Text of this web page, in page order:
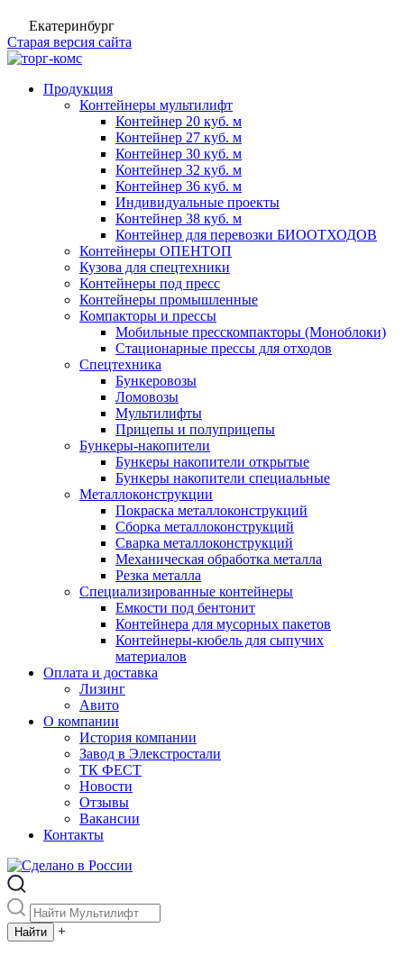
Екатеринбург
Старая версия сайта
Продукция
Контейнеры мультилифт
Контейнер 20 куб. м
Контейнер 27 куб. м
Контейнер 30 куб. м
Контейнер 32 куб. м
Контейнер 36 куб. м
Индивидуальные проекты
Контейнер 38 куб. м
Контейнер для перевозки БИООТХОДОВ
Контейнеры ОПЕНТОП
Кузова для спецтехники
Контейнеры под пресс
Контейнеры промышленные
Компакторы и прессы
Мобильные пресскомпакторы (Моноблоки)
Стационарные прессы для отходов
Спецтехника
Бункеровозы
Ломовозы
Мультилифты
Прицепы и полуприцепы
Бункеры-накопители
Бункеры накопители открытые
Бункеры накопители специальные
Металлоконструкции
Покраска металлоконструкций
Сборка металлоконструкций
Сварка металлоконструкций
Механическая обработка металла
Резка металла
Специализированные контейнеры
Емкости под бентонит
Контейнера для мусорных пакетов
Контейнеры-кюбель для сыпучих
материалов
Оплата и доставка
Лизинг
Авито
О компании
История компании
Завод в Элекстростали
ТК ФЕСТ
Новости
Отзывы
Вакансии
Контакты
+